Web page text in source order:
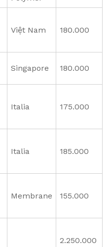
Việt Nam 180.000
Singapore 180.000
Italia 175.000
Italia 185.000
Membrane 155.000
2.250.000